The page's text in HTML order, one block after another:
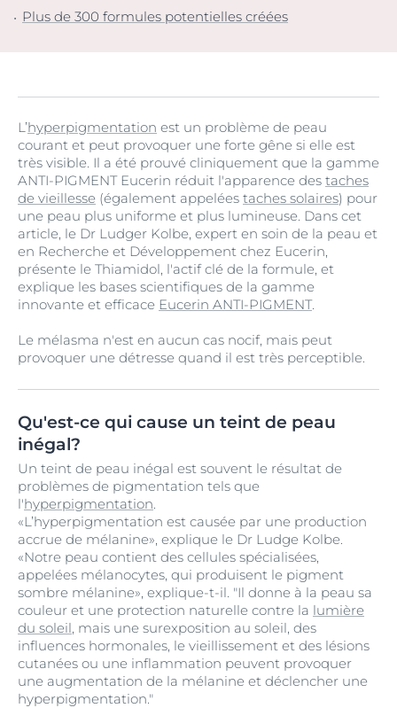
Plus de 300 formules potentielles créées
L’hyperpigmentation est un problème de peau
courant et peut provoquer une forte gêne si elle est
très visible. Il a été prouvé cliniquement que la gamme
ANTI-PIGMENT Eucerin réduit l'apparence des taches
de vieillesse (également appelées taches solaires) pour
une peau plus uniforme et plus lumineuse. Dans cet
article, le Dr Ludger Kolbe, expert en soin de la peau et
en Recherche et Développement chez Eucerin,
présente le Thiamidol, l'actif clé de la formule, et
explique les bases scientifiques de la gamme
innovante et efficace Eucerin ANTI-PIGMENT.
Le mélasma n'est en aucun cas nocif, mais peut
provoquer une détresse quand il est très perceptible.
Qu'est-ce qui cause un teint de peau
inégal?
Un teint de peau inégal est souvent le résultat de
problèmes de pigmentation tels que
l'hyperpigmentation.
«L’hyperpigmentation est causée par une production
accrue de mélanine», explique le Dr Ludge Kolbe.
«Notre peau contient des cellules spécialisées,
appelées mélanocytes, qui produisent le pigment
sombre mélanine», explique-t-il. "Il donne à la peau sa
couleur et une protection naturelle contre la lumière
du soleil, mais une surexposition au soleil, des
influences hormonales, le vieillissement et des lésions
cutanées ou une inflammation peuvent provoquer
une augmentation de la mélanine et déclencher une
hyperpigmentation."